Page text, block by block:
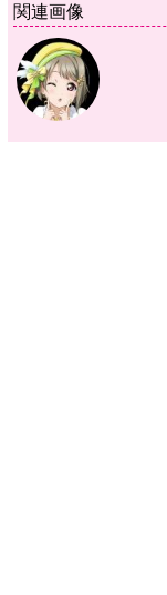
関連画像